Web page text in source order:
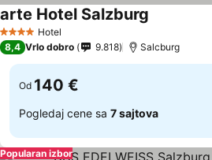
4 ZvezdiceHotel
arte Hotel Salzburg
8,4 Vrlo dobro 9.818 Salcburg
Od 140 €
Pogledaj cene sa 7 sajtova
Popularan izbor